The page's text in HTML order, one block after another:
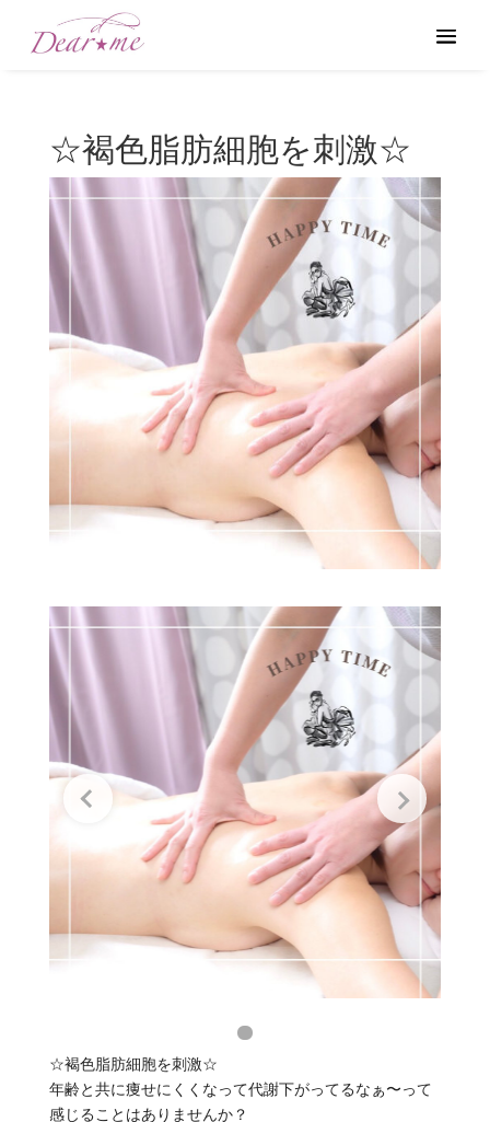
☆褐色脂肪細胞を刺激☆
☆褐色脂肪細胞を刺激☆
年齢と共に痩せにくくなって代謝下がってるなぁ〜って
感じることはありませんか？